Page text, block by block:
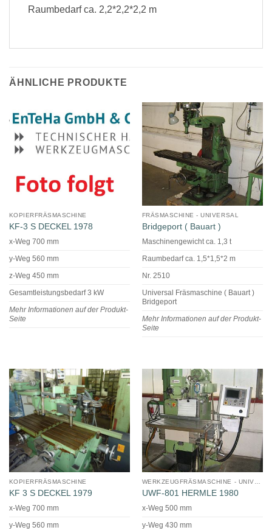
Raumbedarf ca. 2,2*2,2*2,2 m
ÄHNLICHE PRODUKTE
KOPIERFRÄSMASCHINE
KF-3 S DECKEL 1978
x-Weg 700 mm
y-Weg 560 mm
z-Weg 450 mm
Gesamtleistungsbedarf 3 kW
Mehr Informationen auf der Produkt-
Seite
FRÄSMASCHINE - UNIVERSAL
Bridgeport ( Bauart )
Maschinengewicht ca. 1,3 t
Raumbedarf ca. 1,5*1,5*2 m
Nr. 2510
Universal Fräsmaschine ( Bauart )
Bridgeport
Mehr Informationen auf der Produkt-
Seite
KOPIERFRÄSMASCHINE
KF 3 S DECKEL 1979
x-Weg 700 mm
y-Weg 560 mm
UWF-801 HERMLE 1980
x-Weg 500 mm
y-Weg 430 mm